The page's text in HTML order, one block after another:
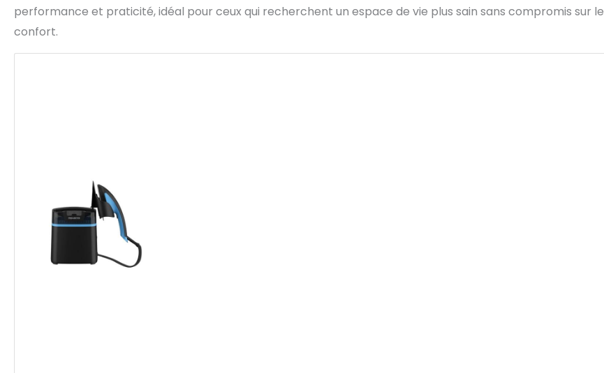
performance et praticité, idéal pour ceux qui recherchent un espace de vie plus sain sans compromis sur le
confort.